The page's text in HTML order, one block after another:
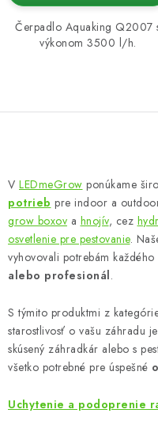
Čerpadlo Aquaking Q2007
výkonom 3500 l/h.
v
l
á
d
a
c
i
e
p
r
k
V LEDmeGrow ponúkame
potrieb pre indoor a
grow boxov a hnojív, cez
osvetlenie pre pestovanie.
vyhovovali potrebám každého
alebo profesionál.
S týmito produktmi z
starostlivosť o vašu záhradu
skúsený záhradkár alebo s
všetko potrebné pre úspešné
Uchytenie a podoprenie